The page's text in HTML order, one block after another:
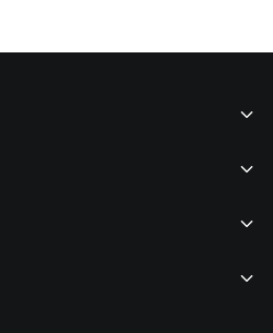
スポンサー